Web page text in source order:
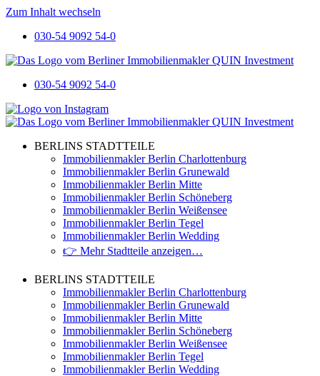
Zum Inhalt wechseln
030-54 9092 54-0
030-54 9092 54-0
BERLINS STADTTEILE
Immobilienmakler Berlin Charlottenburg
Immobilienmakler Berlin Grunewald
Immobilienmakler Berlin Mitte
Immobilienmakler Berlin Schöneberg
Immobilienmakler Berlin Weißensee
Immobilienmakler Berlin Tegel
Immobilienmakler Berlin Wedding
👉 Mehr Stadtteile anzeigen…
BERLINS STADTTEILE
Immobilienmakler Berlin Charlottenburg
Immobilienmakler Berlin Grunewald
Immobilienmakler Berlin Mitte
Immobilienmakler Berlin Schöneberg
Immobilienmakler Berlin Weißensee
Immobilienmakler Berlin Tegel
Immobilienmakler Berlin Wedding